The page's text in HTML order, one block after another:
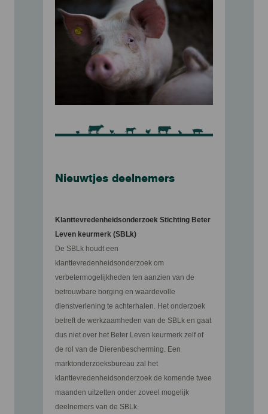
Nieuwtjes deelnemers
Klanttevredenheidsonderzoek Stichting Beter
Leven keurmerk (SBLk)
De SBLk houdt een
klanttevredenheidsonderzoek om
verbetermogelijkheden ten aanzien van de
betrouwbare borging en waardevolle
dienstverlening te achterhalen. Het onderzoek
betreft de werkzaamheden van de SBLk en gaat
dus niet over het Beter Leven keurmerk zelf of
de rol van de Dierenbescherming. Een
marktonderzoeksbureau zal het
klanttevredenheidsonderzoek de komende twee
maanden uitzetten onder zoveel mogelijk
deelnemers van de SBLk.